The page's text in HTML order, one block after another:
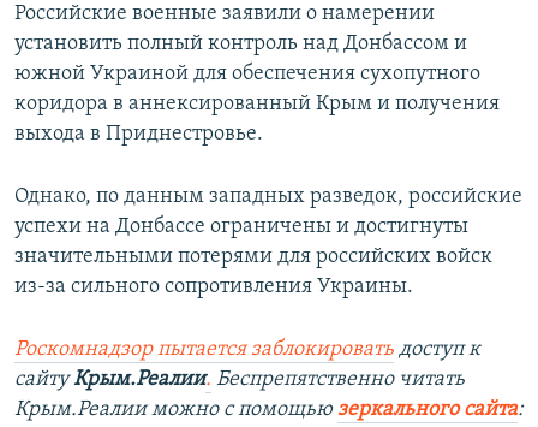
Российские военные заявили о намерении
установить полный контроль над Донбассом и
южной Украиной для обеспечения сухопутного
коридора в аннексированный Крым и получения
выхода в Приднестровье.
Однако, по данным западных разведок, российские
успехи на Донбассе ограничены и достигнуты
значительными потерями для российских войск
из-за сильного сопротивления Украины.
Роскомнадзор пытается заблокировать доступ к
сайтуКрым.Реалии. Беспрепятственно читать
Крым.Реалии можно с помощью зеркального сайта: